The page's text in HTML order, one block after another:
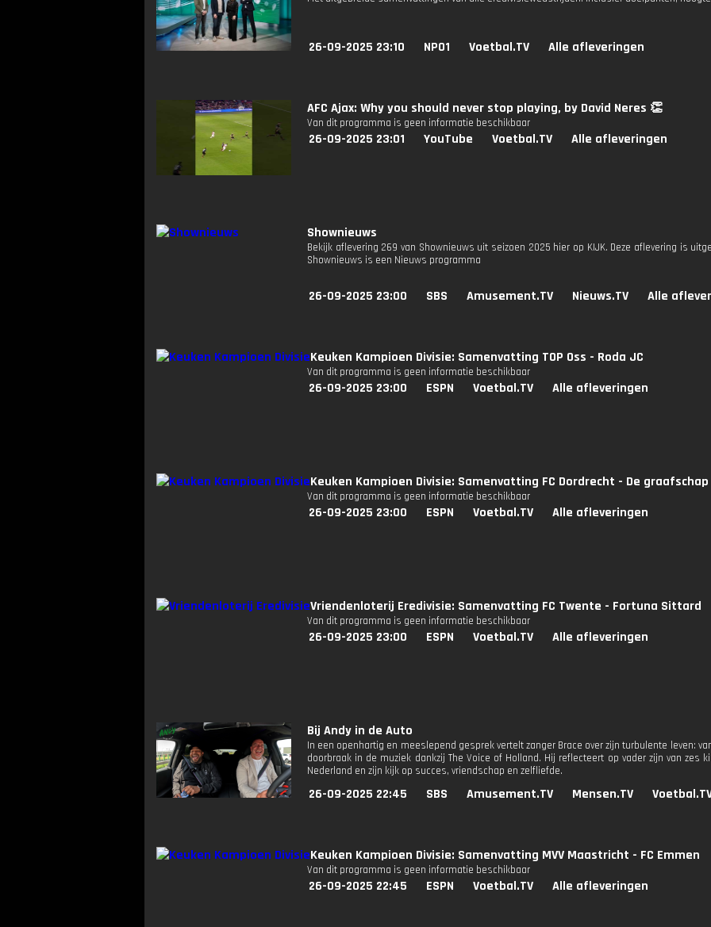
26-09-2025 23:10 NPO1 Voetbal.TV Alle afleveringen
AFC Ajax: Why you should never stop playing, by David Neres 👏
Van dit programma is geen informatie beschikbaar
26-09-2025 23:01 YouTube Voetbal.TV Alle afleveringen
Shownieuws
Bekijk aflevering 269 van Shownieuws uit seizoen 2025 hier op KIJK. Deze aflevering is
Shownieuws is een Nieuws programma
26-09-2025 23:00 SBS Amusement.TV Nieuws.TV Alle
Keuken Kampioen Divisie: Samenvatting TOP Oss - Roda JC
Van dit programma is geen informatie beschikbaar
26-09-2025 23:00 ESPN Voetbal.TV Alle afleveringen
Keuken Kampioen Divisie: Samenvatting FC Dordrecht - De graafschap
Van dit programma is geen informatie beschikbaar
26-09-2025 23:00 ESPN Voetbal.TV Alle afleveringen
Vriendenloterij Eredivisie: Samenvatting FC Twente - Fortuna Sittard
Van dit programma is geen informatie beschikbaar
26-09-2025 23:00 ESPN Voetbal.TV Alle afleveringen
Bij Andy in de Auto
In een openhartig en meeslepend gesprek vertelt zanger Brace over zijn turbulente leven:
doorbraak in de muziek dankzij The Voice of Holland. Hij reflecteert op vader zijn van zes
Nederland en zijn kijk op succes, vriendschap en zelfliefde.
26-09-2025 22:45 SBS Amusement.TV Mensen.TV
Keuken Kampioen Divisie: Samenvatting MVV Maastricht - FC Emmen
Van dit programma is geen informatie beschikbaar
26-09-2025 22:45 ESPN Voetbal.TV Alle afleveringen